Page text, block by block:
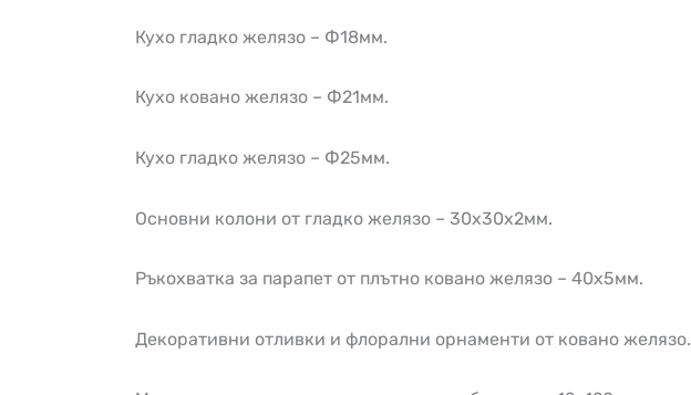
Кухо гладко желязо – Ф18мм.
Кухо ковано желязо – Ф21мм.
Кухо гладко желязо – Ф25мм.
Основни колони от гладко желязо – 30х30х2мм.
Ръкохватка за парапет от плътно ковано желязо – 40х5мм.
Декоративни отливки и флорални орнаменти от ковано желязо.